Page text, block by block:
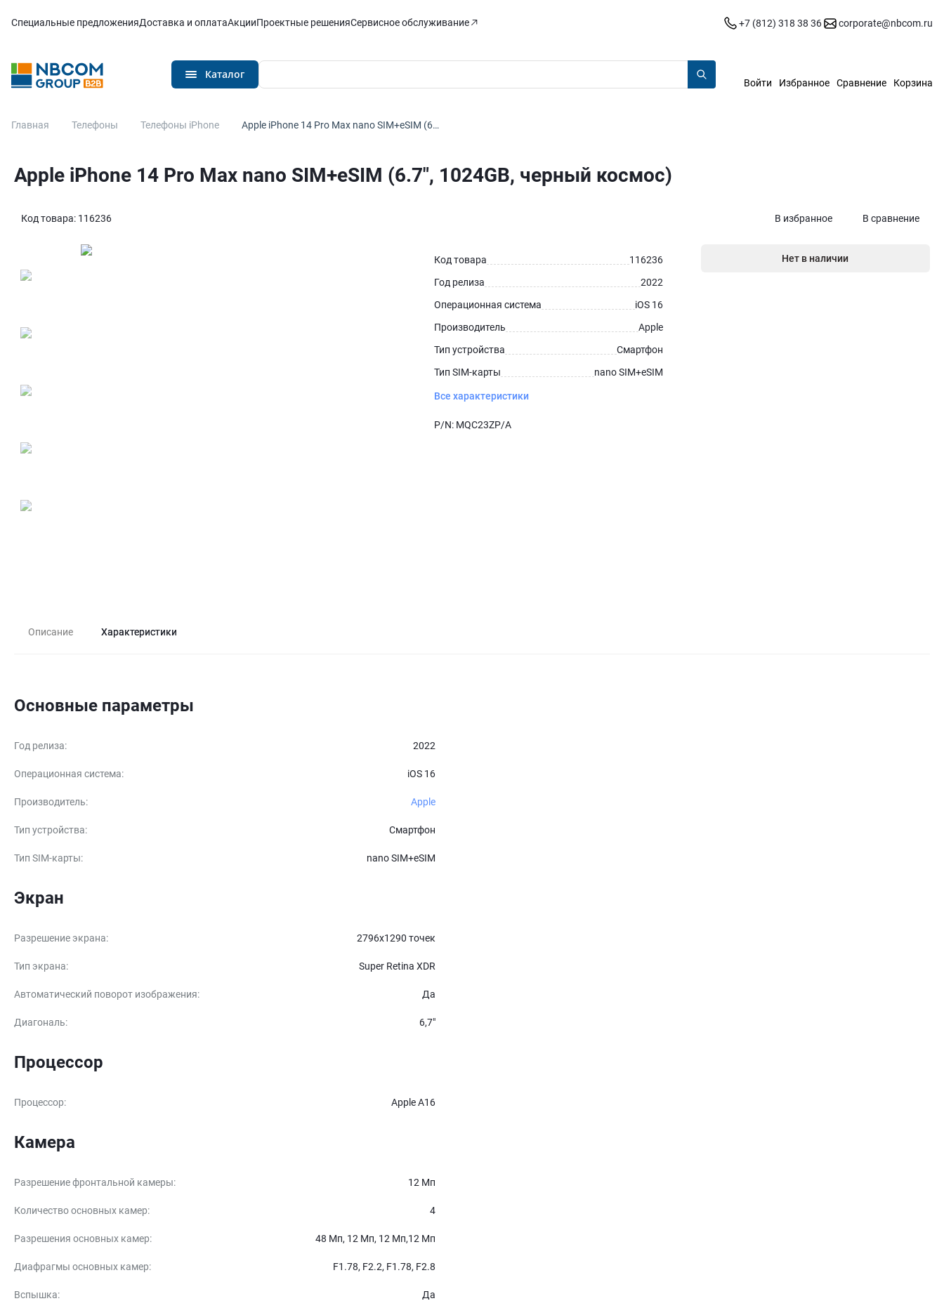
Специальные предложенияДоставка и оплатаАкцииПроектные решенияСервисное обслуживание +7 (812) 318 38 36 corporate@nbcom.ru
Каталог
Войти Избранное Сравнение Корзина
Главная Телефоны Телефоны iPhone Apple iPhone 14 Pro Max nano SIM+eSIM (6…
Apple iPhone 14 Pro Max nano SIM+eSIM (6.7", 1024GB, черный космос)
Код товара: 116236 В избранное В сравнение
Код товара
116236
Год релиза
2022
Операционная система
iOS 16
Производитель
Apple
Тип устройства
Смартфон
Тип SIM-карты
nano SIM+eSIM
Все характеристики
P/N: MQC23ZP/A
Нет в наличии
Описание Характеристики
Основные параметры
Год релиза: 2022
Операционная система: iOS 16
Производитель: Apple
Тип устройства: Смартфон
Тип SIM-карты: nano SIM+eSIM
Экран
Разрешение экрана: 2796х1290 точек
Тип экрана: Super Retina XDR
Автоматический поворот изображения: Да
Диагональ: 6,7″
Процессор
Процессор: Apple A16
Камера
Разрешение фронтальной камеры: 12 Мп
Количество основных камер: 4
Разрешения основных камер: 48 Мп, 12 Мп, 12 Мп,12 Мп
Диафрагмы основных камер: F1.78, F2.2, F1.78, F2.8
Вспышка: Да